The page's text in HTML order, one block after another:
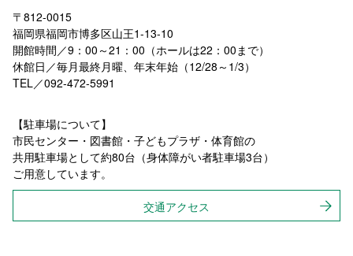
〒812-0015
福岡県福岡市博多区山王1-13-10
開館時間／9：00～21：00（ホールは22：00まで）
休館日／毎月最終月曜、年末年始（12/28～1/3）
TEL／092-472-5991
【駐車場について】
市民センター・図書館・子どもプラザ・体育館の
共用駐車場として約80台（身体障がい者駐車場3台）
ご用意しています。
交通アクセス